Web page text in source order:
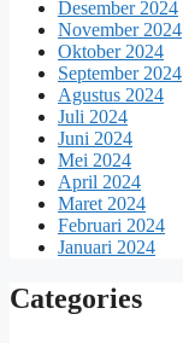
Desember 2024
November 2024
Oktober 2024
September 2024
Agustus 2024
Juli 2024
Juni 2024
Mei 2024
April 2024
Maret 2024
Februari 2024
Januari 2024
Categories